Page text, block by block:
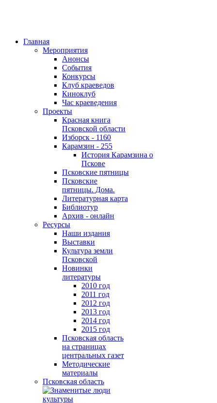
Главная
Мероприятия
Анонсы
События
Конкурсы
Клуб краеведов
Киноклуб
Час краеведения
Проекты
Красная книга
Псковской области
Изборск - 1160
Карамзин - 255
История Карамзина о
Пскове
Псковские пятницы
Псковские
пятницы. Дома.
Литературная карта
Библиотур
Архив - онлайн
Ресурсы
Наши издания
Выставки
Культура земли
Псковской
Новинки
литературы
2010 год
2011 год
2012 год
2013 год
2014 год
2015 год
Псковская область
на страницах
центральных газет
Методические
материалы
Псковская область